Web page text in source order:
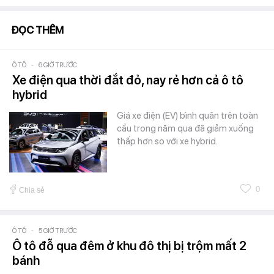
ĐỌC THÊM
Ô TÔ - 6 GIỜ TRƯỚC
Xe điện qua thời đắt đỏ, nay rẻ hơn cả ô tô
hybrid
Giá xe điện (EV) bình quân trên toàn
cầu trong năm qua đã giảm xuống
thấp hơn so với xe hybrid.
Chia sẻ 0
Ô TÔ - 5 GIỜ TRƯỚC
Ô tô đỗ qua đêm ở khu đô thị bị trộm mất 2
bánh